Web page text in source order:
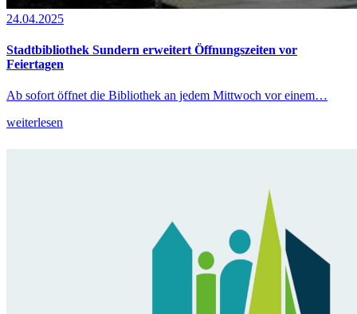
24.04.2025
Stadtbibliothek Sundern erweitert Öffnungszeiten vor
Feiertagen
Ab sofort öffnet die Bibliothek an jedem Mittwoch vor einem…
weiterlesen